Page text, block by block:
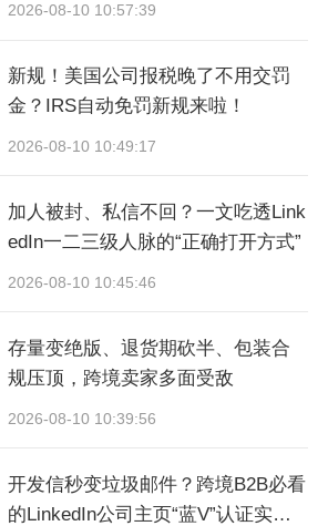
务，由亚马逊合作承运人提
伴方案（AMAZON SEND)
2026-08-10 10:57:39
新规！美国公司报税晚了不用交罚
金？IRS自动免罚新规来啦！
2026-08-10 10:49:17
加人被封、私信不回？一文吃透Link
edIn一二三级人脉的“正确打开方式”
2026-08-10 10:45:46
存量变绝版、退货期砍半、包装合
规压顶，跨境卖家多面受敌
2026-08-10 10:39:56
开发信秒变垃圾邮件？跨境B2B必看
的LinkedIn公司主页“蓝V”认证实操